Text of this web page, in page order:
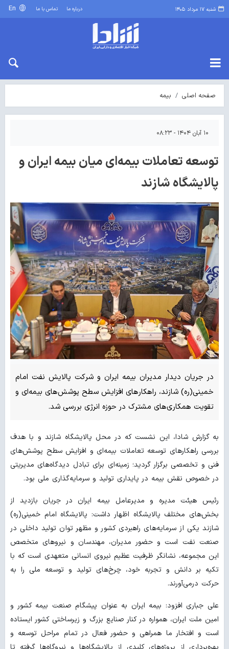
شنبه ۱۷ مرداد ۱۴۰۵ درباره ما تماس با ما
صفحه اصلی بیمه
۱۰ آبان ۱۴۰۴ - ۰۸:۲۳
توسعه تعاملات بیمه‌ای میان بیمه ایران و
پالایشگاه شازند
در جریان دیدار مدیران بیمه ایران و شرکت پالایش نفت امام
خمینی(ره) شازند، راهکارهای افزایش سطح پوشش‌های بیمه‌ای و
تقویت همکاری‌های مشترک در حوزه انرژی بررسی شد.
به گزارش شادا، این نشست که در محل پالایشگاه شازند و با هدف
بررسی راهکارهای توسعه تعاملات بیمه‌ای و افزایش سطح پوشش‌های
فنی و تخصصی برگزار گردید؛ زمینه‌ای برای تبادل دیدگاه‌های مدیریتی
در خصوص نقش بیمه در پایداری تولید و سرمایه‌گذاری ملی بود.
رئیس هیئت مدیره و مدیرعامل بیمه ایران در جریان بازدید از
بخش‌های مختلف پالایشگاه اظهار داشت: پالایشگاه امام خمینی(ره)
شازند یکی از سرمایه‌های راهبردی کشور و مظهر توان تولید داخلی در
صنعت نفت است و حضور مدیران، مهندسان و نیروهای متخصص
این مجموعه، نشانگر ظرفیت عظیم نیروی انسانی متعهدی است که با
تکیه بر دانش و تجربه خود، چرخ‌های تولید و توسعه ملی را به
حرکت درمی‌آورند.
علی جباری افزود: بیمه ایران به عنوان پیشگام صنعت بیمه کشور و
امین ملت ایران، همواره در کنار صنایع بزرگ و زیرساختی کشور ایستاده
است و افتخار ما همراهی و حضور فعال در تمام مراحل توسعه و